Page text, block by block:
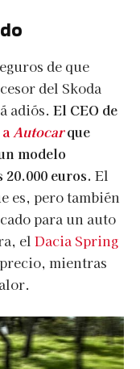
de que
del Skoda
adiós. El CEO de
Autocarque
modelo
euros. El
es, pero también
para un auto
el Dacia Spring
mientras